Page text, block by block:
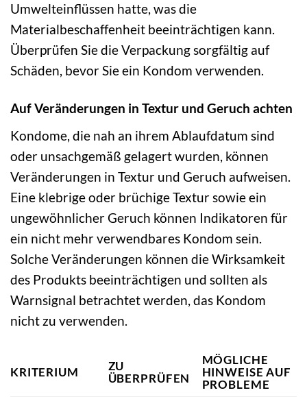
Umwelteinflüssen hatte, was die
Materialbeschaffenheit beeinträchtigen kann.
Überprüfen Sie die Verpackung sorgfältig auf
Schäden, bevor Sie ein Kondom verwenden.
Auf Veränderungen in Textur und Geruch achten
Kondome, die nah an ihrem Ablaufdatum sind
oder unsachgemäß gelagert wurden, können
Veränderungen in Textur und Geruch aufweisen.
Eine klebrige oder brüchige Textur sowie ein
ungewöhnlicher Geruch können Indikatoren für
ein nicht mehr verwendbares Kondom sein.
Solche Veränderungen können die Wirksamkeit
des Produkts beeinträchtigen und sollten als
Warnsignal betrachtet werden, das Kondom
nicht zu verwenden.
KRITERIUM
ZU
ÜBERPRÜFEN
MÖGLICHE
HINWEISE AUF
PROBLEME